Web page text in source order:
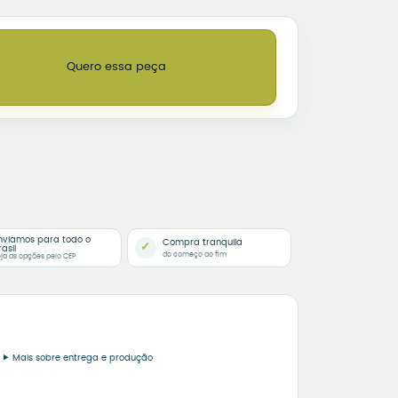
“Meu Amor, Eu Agradeço” quantidade
Quero essa peça
para todo o
as opções pelo CEP
✓ Compra tranquila
do começo ao fim
Mais sobre entrega e produção